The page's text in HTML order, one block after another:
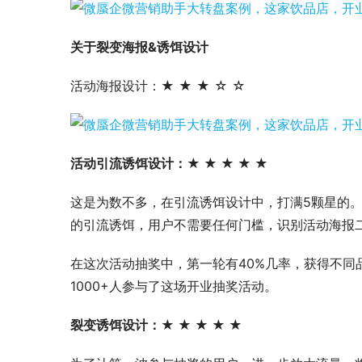
关于裂变海报&诱饵设计
活动海报设计：★ ★ ★ ☆ ☆
活动引流诱饵设计：★ ★ ★ ★ ★
这是为数不多，在引流诱饵设计中，打满5颗星的
的引流诱饵，用户不需要任何门槛，识别活动海
在这次活动抽奖中，第一轮有40%几率，获得不
1000+人参与了这场开业抽奖活动。
裂变诱饵设计：★ ★ ★ ★ ★